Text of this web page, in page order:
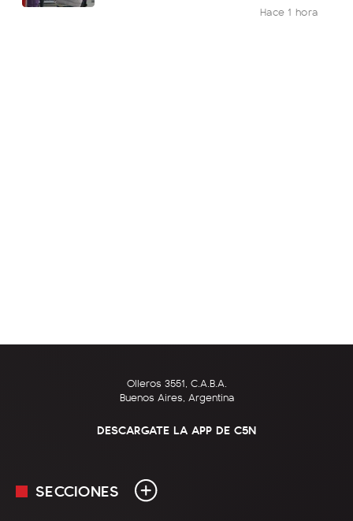
Hace 1 hora
Olleros 3551, C.A.B.A.
Buenos Aires, Argentina
DESCARGATE LA APP DE C5N
SECCIONES